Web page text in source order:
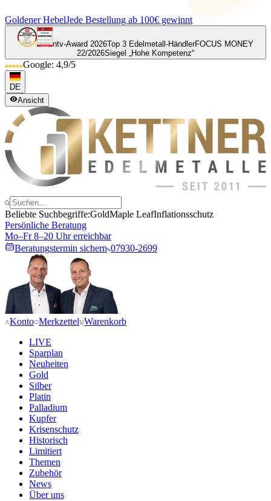
Goldener HebelJede Bestellung ab 100€ gewinnt
ntv-Award 2026Top 3 Edelmetall-HändlerFOCUS MONEY
22/2026Siegel „Hohe Kompetenz“
Google: 4,9/5
DE
Ansicht
Beliebte Suchbegriffe:GoldMaple LeafInflationsschutz
Persönliche Beratung
Mo–Fr 8–20 Uhr erreichbar
Beratungstermin sichern 07930-2699
Konto Merkzettel Warenkorb
LIVE
Sparplan
Neuheiten
Gold
Silber
Platin
Palladium
Kupfer
Krisenschutz
Historisch
Limitiert
Themen
Zubehör
News
Über uns